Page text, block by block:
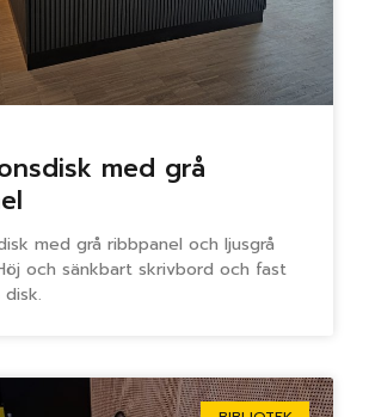
med grå
med grå ribbpanel och ljusgrå
och sänkbart skrivbord och fast